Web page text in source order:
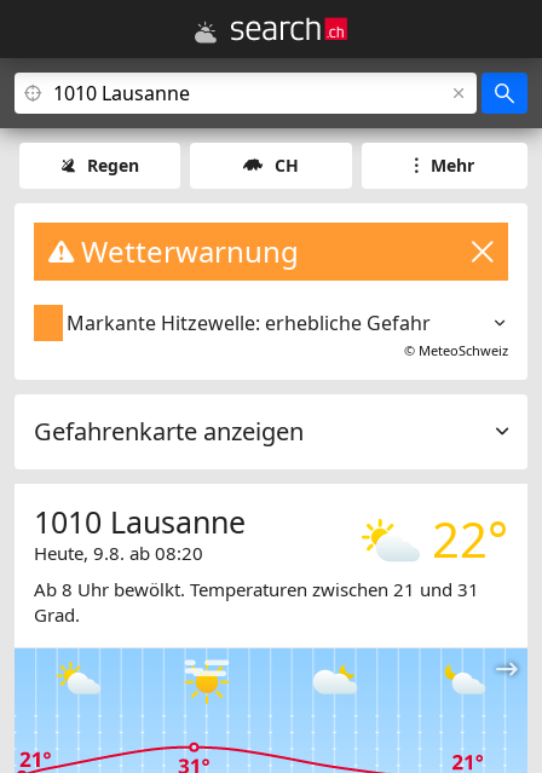
Regen CH Mehr
Wetterwarnung
Markante Hitzewelle: erhebliche Gefahr
© MeteoSchweiz
Gefahrenkarte anzeigen
22°
1010 Lausanne
Heute, 9.8. ab 08:20
Ab 8 Uhr bewölkt. Temperaturen zwischen 21 und 31
Grad.